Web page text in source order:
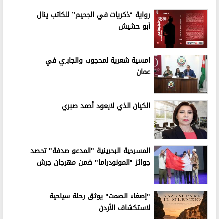
رواية “ذكريات في الجحيم” للكاتب ينال
أبو حشيش
امسية شعرية لمحجوب والجابري في
عمان
الكيان الذي لايعود أحمد صبري
المسرحية البحرينية "المدعو صدفة" تحصد
جوائز "المونودراما" ضمن مهرجان جرش
"إصغاء الصمت" يوثق رحلة سياحية
لاستكشاف الأردن